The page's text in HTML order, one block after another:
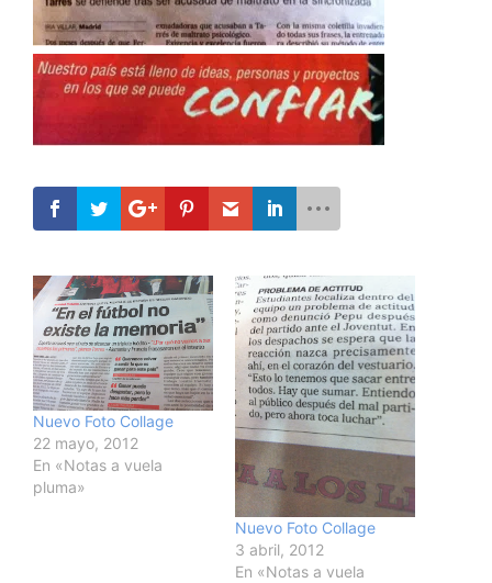
Nuevo Foto Collage
22 mayo, 2012
En «Notas a vuela
pluma»
Nuevo Foto Collage
3 abril, 2012
En «Notas a vuela